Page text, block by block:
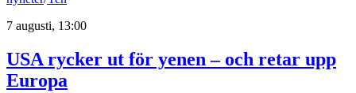
7 augusti, 13:00
USA rycker ut för yenen – och retar upp
Europa